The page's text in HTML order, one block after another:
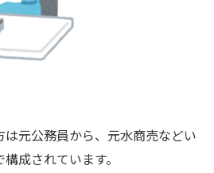
元公務員から、元水商売などい
成されています。